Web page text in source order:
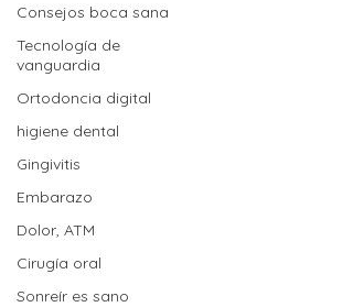
Consejos boca sana
Tecnología de
vanguardia
Ortodoncia digital
higiene dental
Gingivitis
Embarazo
Dolor, ATM
Cirugía oral
Sonreír es sano